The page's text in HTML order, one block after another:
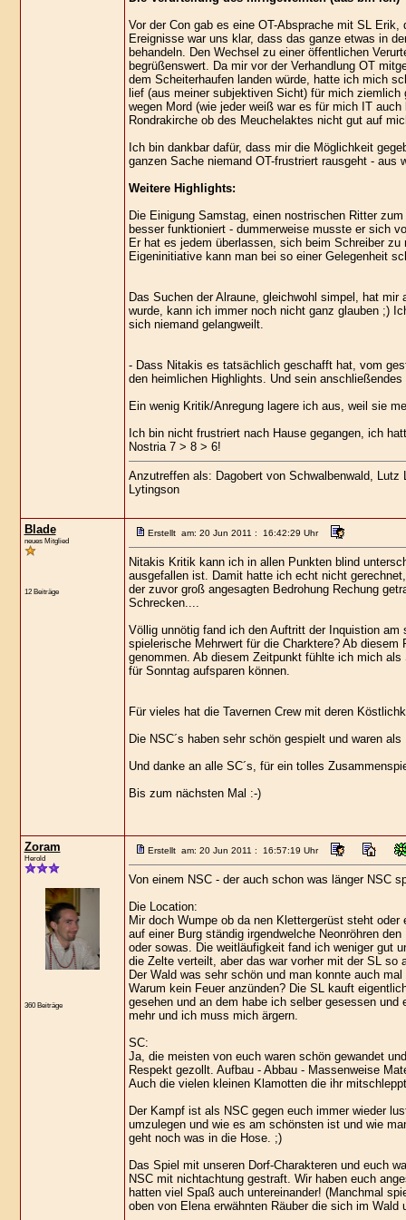
Vor der Con gab es eine OT-Absprache mit SL
Ereignisse war uns klar, dass das ganze etwas in
behandeln. Den Wechsel zu einer öffentlichen
begrüßenswert. Da mir vor der Verhandlung OT
dem Scheiterhaufen landen würde, hatte ich mich
lief (aus meiner subjektiven Sicht) für mich
wegen Mord (wie jeder weiß war es für mich IT
Rondrakirche ob des Meuchelaktes nicht gut auf
Ich bin dankbar dafür, dass mir die Möglichkeit
ganzen Sache niemand OT-frustriert rausgeht - aus
Weitere Highlights:
Die Einigung Samstag, einen nostrischen Ritter
besser funktioniert - dummerweise musste er sich
Er hat es jedem überlassen, sich beim Schreiber
Eigeninitiative kann man bei so einer Gelegenheit
Das Suchen der Alraune, gleichwohl simpel, hat
wurde, kann ich immer noch nicht ganz glauben ;)
sich niemand gelangweilt.
- Dass Nitakis es tatsächlich geschafft hat, vom
den heimlichen Highlights. Und sein
Ein wenig Kritik/Anregung lagere ich aus, weil sie
Ich bin nicht frustriert nach Hause gegangen, ich
Nostria 7 > 8 > 6!
Anzutreffen als: Dagobert von Schwalbenwald,
Lytingson
Blade
neues Mitglied
12 Beiträge
Erstellt am: 20 Jun 2011 : 16:42:29 Uhr
Nitakis Kritik kann ich in allen Punkten blind
ausgefallen ist. Damit hatte ich echt nicht
der zuvor groß angesagten Bedrohung Rechung
Schrecken....
Völlig unnötig fand ich den Auftritt der Inquistion
spielerische Mehrwert für die Charktere? Ab
genommen. Ab diesem Zeitpunkt fühlte ich mich
für Sonntag aufsparen können.
Für vieles hat die Tavernen Crew mit deren
Die NSC´s haben sehr schön gespielt und waren
Und danke an alle SC´s, für ein tolles
Bis zum nächsten Mal :-)
Zoram
Herold
360 Beiträge
Erstellt am: 20 Jun 2011 : 16:57:19 Uhr
Von einem NSC - der auch schon was länger NSC
Die Location:
Mir doch Wumpe ob da nen Klettergerüst steht
auf einer Burg ständig irgendwelche Neonröhren
oder sowas. Die weitläufigkeit fand ich weniger gut
die Zelte verteilt, aber das war vorher mit der SL so
Der Wald was sehr schön und man konnte auch
Warum kein Feuer anzünden? Die SL kauft
gesehen und an dem habe ich selber gesessen
mehr und ich muss mich ärgern.
SC:
Ja, die meisten von euch waren schön gewandet
Respekt gezollt. Aufbau - Abbau - Massenweise
Auch die vielen kleinen Klamotten die ihr
Der Kampf ist als NSC gegen euch immer wieder
umzulegen und wie es am schönsten ist und wie
geht noch was in die Hose. ;)
Das Spiel mit unseren Dorf-Charakteren und euch
NSC mit nichtachtung gestraft. Wir haben euch
hatten viel Spaß auch untereinander! (Manchmal
oben von Elena erwähnten Räuber die sich im Wald